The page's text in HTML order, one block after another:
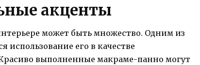
акценты
может быть множество. Одним из
использование его в качестве
выполненные макраме-панно могут